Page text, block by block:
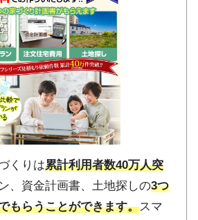
くりは累計利用者数40万人突
、資金計画書、土地探しの3つ
もらうことができます。スマ